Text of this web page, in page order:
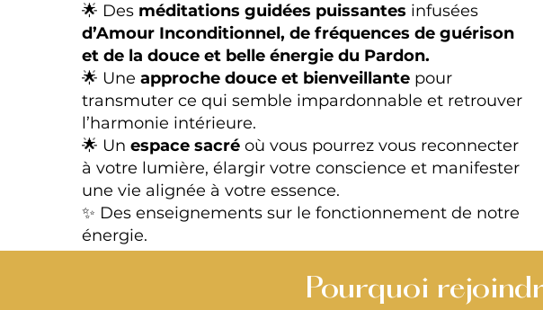
🌟 Des méditations guidées puissantes infusées
d’Amour Inconditionnel, de fréquences de guérison
et de la douce et belle énergie du Pardon.
🌟 Une approche douce et bienveillante pour
transmuter ce qui semble impardonnable et retrouver
l’harmonie intérieure.
🌟 Un espace sacré où vous pourrez vous reconnecter
à votre lumière, élargir votre conscience et manifester
une vie alignée à votre essence.
✨ Des enseignements sur le fonctionnement de notre
énergie.
Pourquoi